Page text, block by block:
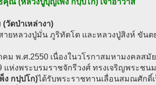
ณ (หลวงปู่บุญเพ็ง กปฺปโก) เจ้าอาวาส
วัดป่าเหล่างา)
ายหลวงปู่มั่น ภูริทัตโต และหลวงปู่สิงห์ ขันต
คม พ.ศ.2550 เนื่องในวโรกาสมหามงคลส
แห่งพระบรมราชจักรีวงศ์ ทรงเจริญพระชน
ง กปฺปโก)ได้รับพระราชทานเลื่อนสมณศัก